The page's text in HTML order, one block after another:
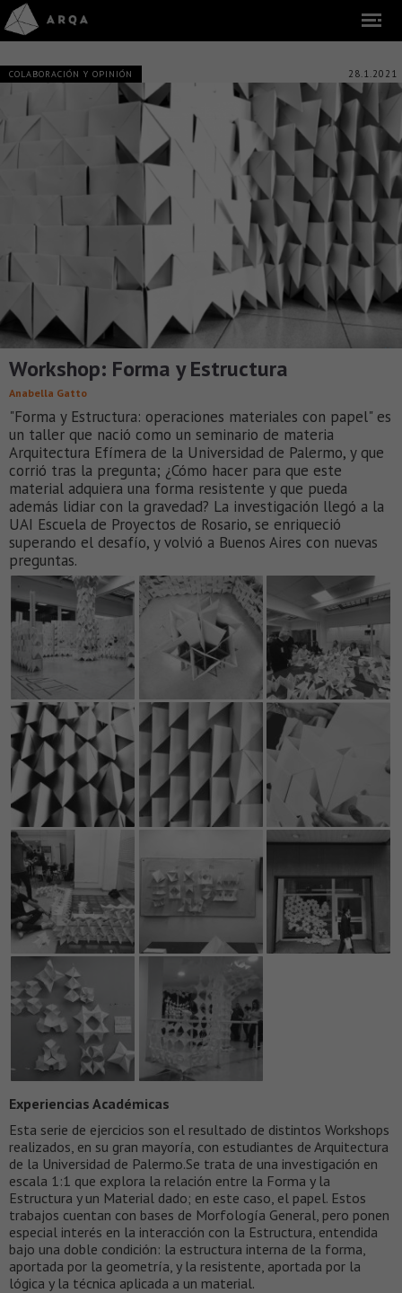
COLABORACIÓN Y OPINIÓN 28.1.2021
Workshop: Forma y Estructura
Anabella Gatto
"Forma y Estructura: operaciones materiales con papel" es
un taller que nació como un seminario de materia
Arquitectura Efímera de la Universidad de Palermo, y que
corrió tras la pregunta; ¿Cómo hacer para que este
material adquiera una forma resistente y que pueda
además lidiar con la gravedad? La investigación llegó a la
UAI Escuela de Proyectos de Rosario, se enriqueció
superando el desafío, y volvió a Buenos Aires con nuevas
preguntas.
Experiencias Académicas
Esta serie de ejercicios son el resultado de distintos Workshops
realizados, en su gran mayoría, con estudiantes de Arquitectura
de la Universidad de Palermo.Se trata de una investigación en
escala 1:1 que explora la relación entre la Forma y la
Estructura y un Material dado; en este caso, el papel. Estos
trabajos cuentan con bases de Morfología General, pero ponen
especial interés en la interacción con la Estructura, entendida
bajo una doble condición: la estructura interna de la forma,
aportada por la geometría, y la resistente, aportada por la
lógica y la técnica aplicada a un material.